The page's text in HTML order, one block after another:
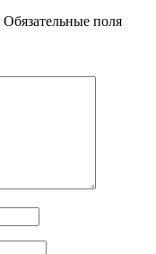
Обязательные поля